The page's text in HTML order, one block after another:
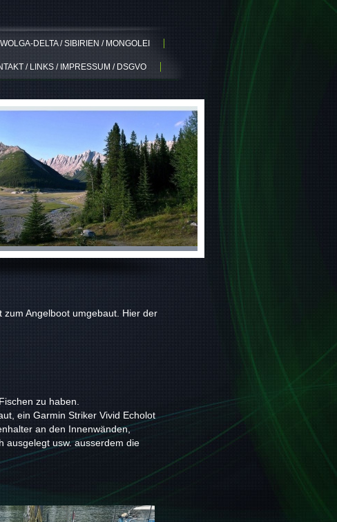
DELTA / SIBIRIEN / MONGOLEI
/ LINKS / IMPRESSUM / DSGVO
Angelboot umgebaut. Hier der
zu haben.
ein Garmin Striker Vivid Echolot
an den Innenwänden,
ausgelegt usw. ausserdem die